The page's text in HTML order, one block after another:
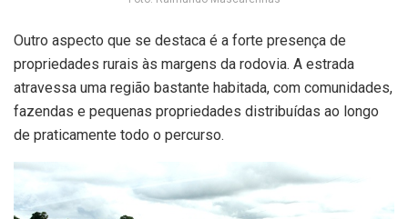
Outro aspecto que se destaca é a forte presença de
propriedades rurais às margens da rodovia. A estrada
atravessa uma região bastante habitada, com comunidades,
fazendas e pequenas propriedades distribuídas ao longo
de praticamente todo o percurso.